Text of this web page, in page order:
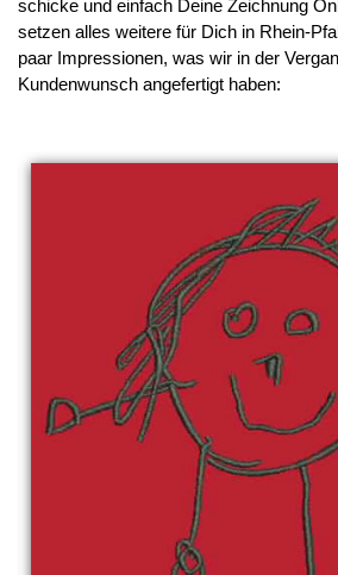
schicke und einfach Deine Zeichnung
setzen alles weitere für Dich in Rhein-
paar Impressionen, was wir in der
Kundenwunsch angefertigt haben: